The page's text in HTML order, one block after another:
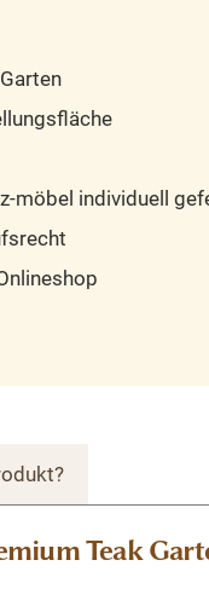
möbel individuell
Teak